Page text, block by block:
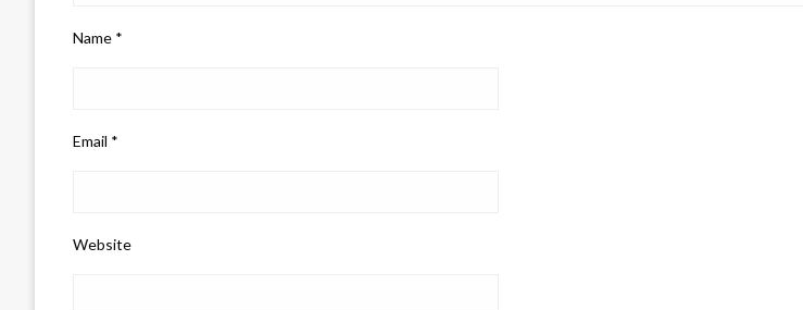
Name *
Email *
Website